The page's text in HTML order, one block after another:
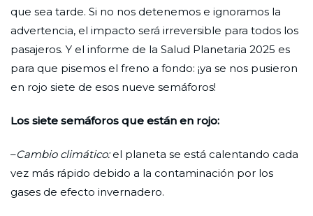
que sea tarde. Si no nos detenemos e ignoramos la
advertencia, el impacto será irreversible para todos los
pasajeros. Y el informe de la Salud Planetaria 2025 es
para que pisemos el freno a fondo: ¡ya se nos pusieron
en rojo siete de esos nueve semáforos!
Los siete semáforos que están en rojo:
–Cambio climático:el planeta se está calentando cada
vez más rápido debido a la contaminación por los
gases de efecto invernadero.